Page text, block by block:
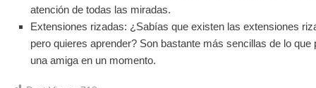
atención de todas las miradas.
Extensiones rizadas: ¿Sabías que existen las extensiones
pero quieres aprender? Son bastante más sencillas de lo
una amiga en un momento.